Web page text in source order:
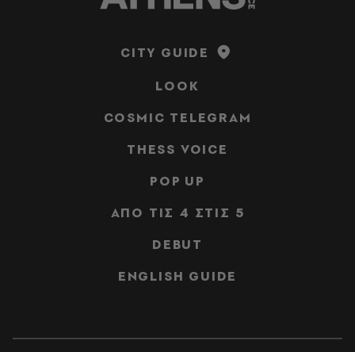
CITY GUIDE
LOOK
COSMIC TELEGRAM
THESS VOICE
POP UP
ΑΠΟ ΤΙΣ 4 ΣΤΙΣ 5
DEBUT
ENGLISH GUIDE